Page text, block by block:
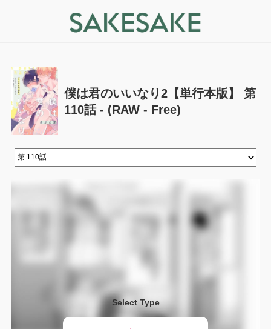
僕は君のいいなり2【単行本版】 第
110話 - (RAW - Free)
Select Type